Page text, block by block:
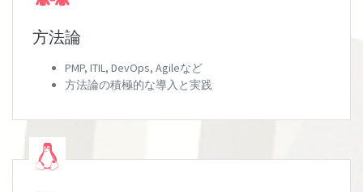
方法論
PMP, ITIL, DevOps, Agileなど
方法論の積極的な導入と実践